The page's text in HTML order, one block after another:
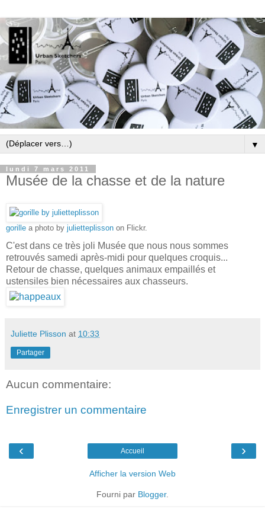
▼
lundi 7 mars 2011
Musée de la chasse et de la nature
gorille a photo by julietteplisson on Flickr.
C'est dans ce très joli Musée que nous nous sommes
retrouvés samedi après-midi pour quelques croquis...
Retour de chasse, quelques animaux empaillés et
ustensiles bien nécessaires aux chasseurs.
Juliette Plisson at 10:33
Partager
Aucun commentaire:
Enregistrer un commentaire
‹ ›
Accueil
Afficher la version Web
Fourni par Blogger.